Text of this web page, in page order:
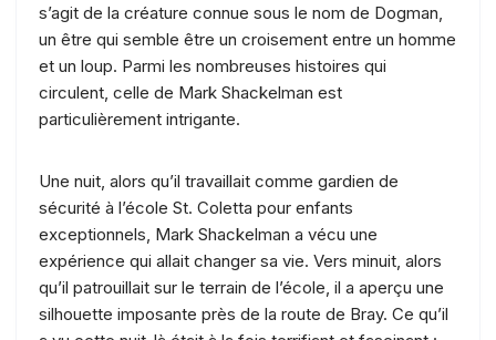
s’agit de la créature connue sous le nom de Dogman,
un être qui semble être un croisement entre un homme
et un loup. Parmi les nombreuses histoires qui
circulent, celle de Mark Shackelman est
particulièrement intrigante.
Une nuit, alors qu’il travaillait comme gardien de
sécurité à l’école St. Coletta pour enfants
exceptionnels, Mark Shackelman a vécu une
expérience qui allait changer sa vie. Vers minuit, alors
qu’il patrouillait sur le terrain de l’école, il a aperçu une
silhouette imposante près de la route de Bray. Ce qu’il